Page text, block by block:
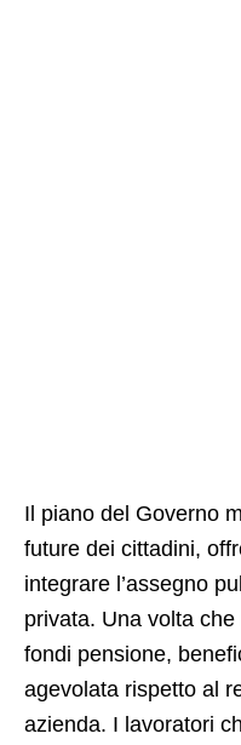
Il piano del Governo
future dei cittadini,
integrare l’assegno
privata. Una volta
fondi pensione,
agevolata rispetto al
azienda. I lavoratori